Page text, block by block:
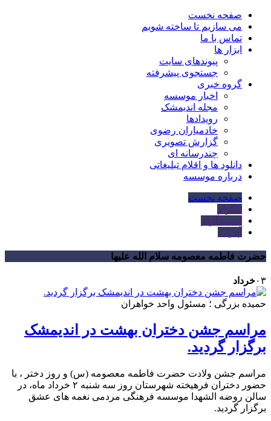
صفحه نخست
می سازیم تا ساخته شویم
تماس با ما
ابزار ها
پیوندهای سایت
جستجوی پیشرفته
گروه خبری
اخبار موسسه
مجله اندیمشک
رویدادها
خادمیاران رضوی
گزارش تصویری
چندرسانه ای
دانلود ها و اقلام تبلیغاتی
درباره موسسه
صفحه نخست
تلگرام
اینستاگرام
آپارات
حضرت فاطمه معصومه سلام الله علیها
۰۳خرداد
حمیده بزرگی ؛ مسئول واحد خواهران
مراسم جشن دختران بهشت در اندیمشک
برگزار گردید.
مراسم جشن ولادت حضرت فاطمه معصومه (س) و روز دختر ، با
حضور دختران فرهیخته شهرستان روز سه شنبه ۲ خرداد ماه، در
سالن روضه الشهدا موسسه فرهنگی مردمی نغمه های عشق
برگزار گردید.